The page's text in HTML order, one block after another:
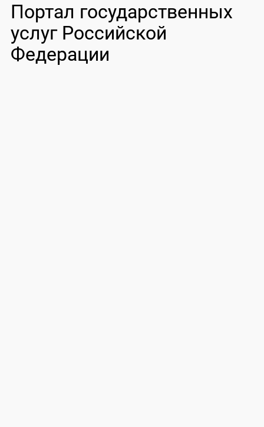
Портал государственных
услуг Российской
Федерации